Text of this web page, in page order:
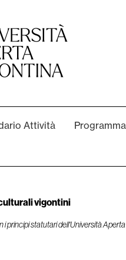
Attività
vigontini
i principi statutari dell'Università